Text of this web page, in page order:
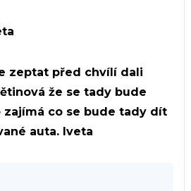
zeptat před chvílí dali
že se tady bude
zajímá co se bude tady dít
auta. Iveta